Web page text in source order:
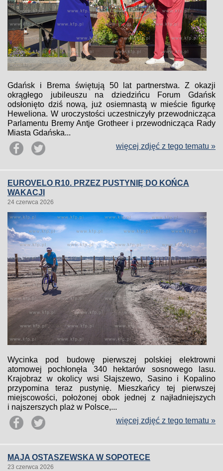
Gdańsk i Brema świętują 50 lat partnerstwa. Z okazji
okrągłego jubileuszu na dziedzińcu Forum Gdańsk
odsłonięto dziś nową, już osiemnastą w mieście figurkę
Heweliona. W uroczystości uczestniczyły przewodnicząca
Parlamentu Bremy Antje Grotheer i przewodnicząca Rady
Miasta Gdańska...
więcej zdjęć z tego tematu »
EUROVELO R10. PRZEZ PUSTYNIĘ DO KOŃCA
WAKACJI
24 czerwca 2026
Wycinka pod budowę pierwszej polskiej elektrowni
atomowej pochłonęła 340 hektarów sosnowego lasu.
Krajobraz w okolicy wsi Słajszewo, Sasino i Kopalino
przypomina teraz pustynię. Mieszkańcy tej pierwszej
miejscowości, położonej obok jednej z najładniejszych
i najszerszych plaż w Polsce,...
więcej zdjęć z tego tematu »
MAJA OSTASZEWSKA W SOPOTECE
23 czerwca 2026